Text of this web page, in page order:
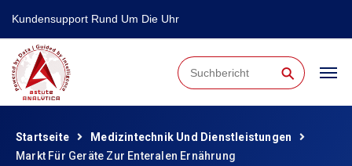
Kundensupport Rund Um Die Uhr
⚲
Startseite
Medizintechnik Und Dienstleistungen
Markt Für Geräte Zur Enteralen Ernährung